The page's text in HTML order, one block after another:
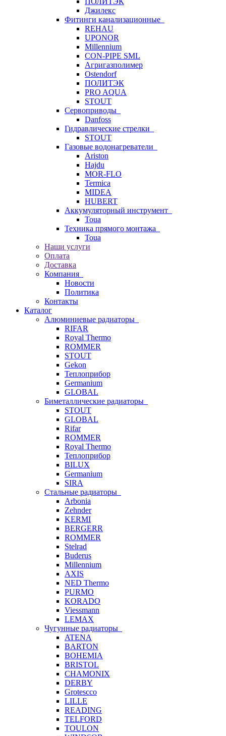
Джилекс
Фитинги канализационные
REHAU
UPONOR
Millennium
CON-PIPE SML
Агригазполимер
Ostendorf
ПОЛИТЭК
PRO AQUA
STOUT
Сервоприводы
Danfoss
Гидравлические стрелки
STOUT
Газовые водонагреватели
Ariston
Hajdu
MOR-FLO
Termica
MIDEA
HUBERT
Аккумуляторный инструмент
Toua
Техника прямого монтажа
Toua
Наши услуги
Оплата
Доставка
Компания
Новости
Политика
Контакты
Каталог
Алюминиевые радиаторы
RIFAR
Royal Thermo
ROMMER
STOUT
Gekon
Теплоприбор
Germanium
GLOBAL
Биметаллические радиаторы
STOUT
GLOBAL
Rifar
ROMMER
Royal Thermo
Теплоприбор
BILUX
Germanium
SIRA
Стальные радиаторы
Arbonia
Zehnder
KERMI
BERGERR
ROMMER
Stelrad
Buderus
Millennium
AXIS
NED Thermo
PURMO
KORADO
Viessmann
LEMAX
Чугунные радиаторы
ATENA
BARTON
BOHEMIA
BRISTOL
CHAMONIX
DERBY
Grotescco
LILLE
READING
TELFORD
TOULON